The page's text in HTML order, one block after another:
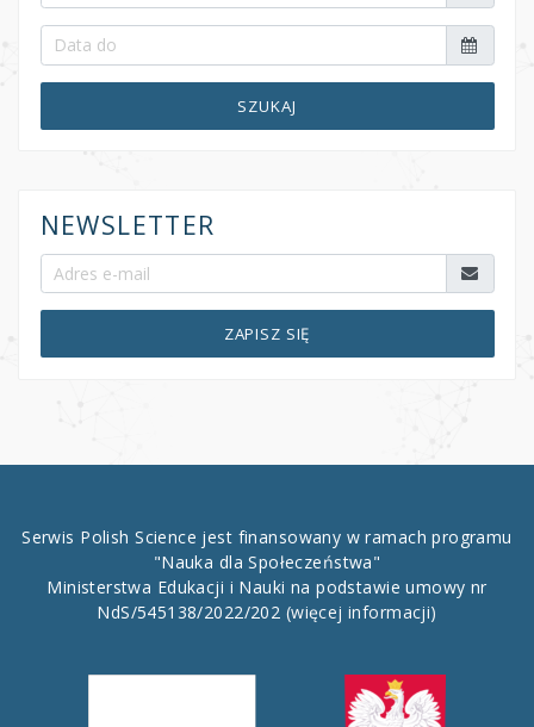
SZUKAJ
NEWSLETTER
ZAPISZ SIĘ
Serwis Polish Science jest finansowany w ramach programu
"Nauka dla Społeczeństwa"
Ministerstwa Edukacji i Nauki na podstawie umowy nr
NdS/545138/2022/202 (więcej informacji)